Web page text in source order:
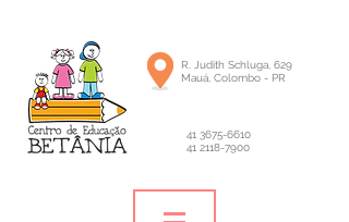
R. Judith Schluga, 629
Mauá, Colombo - PR
41 3675-6610
41 2118-7900